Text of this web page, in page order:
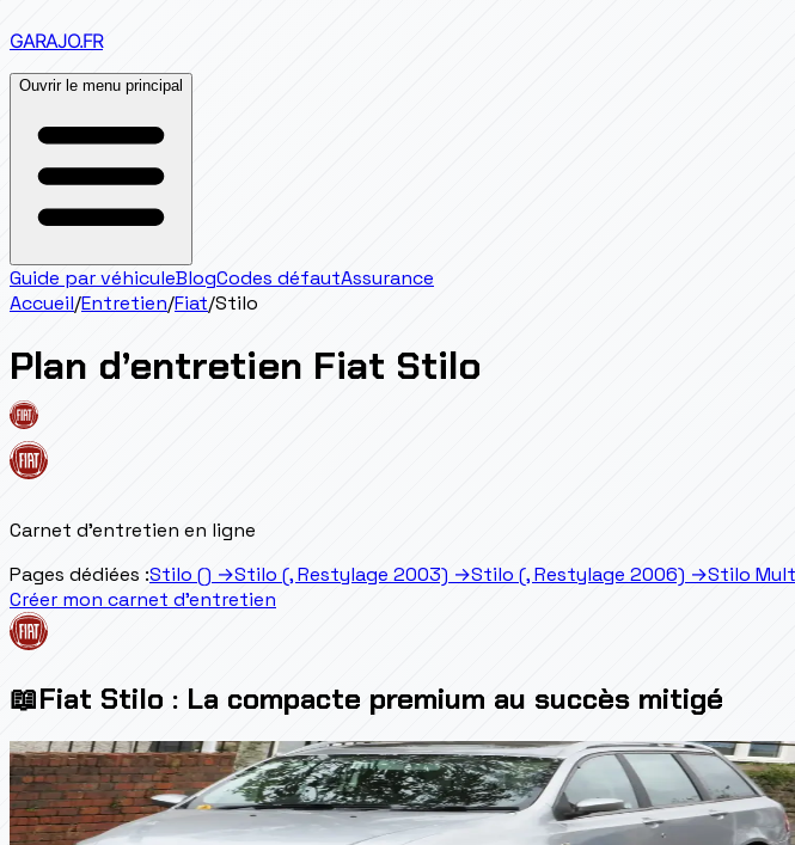
GARAJO.FR
Ouvrir le menu principal
Guide par véhiculeBlogCodes défautAssurance
Accueil/Entretien/Fiat/Stilo
Plan d’entretien Fiat Stilo
Carnet d'entretien en ligne
Pages dédiées :Stilo () →Stilo (, Restylage 2003) →Stilo (, Restylage 2006) →Stilo
Créer mon carnet d'entretien
📖Fiat Stilo : La compacte premium au succès mitigé